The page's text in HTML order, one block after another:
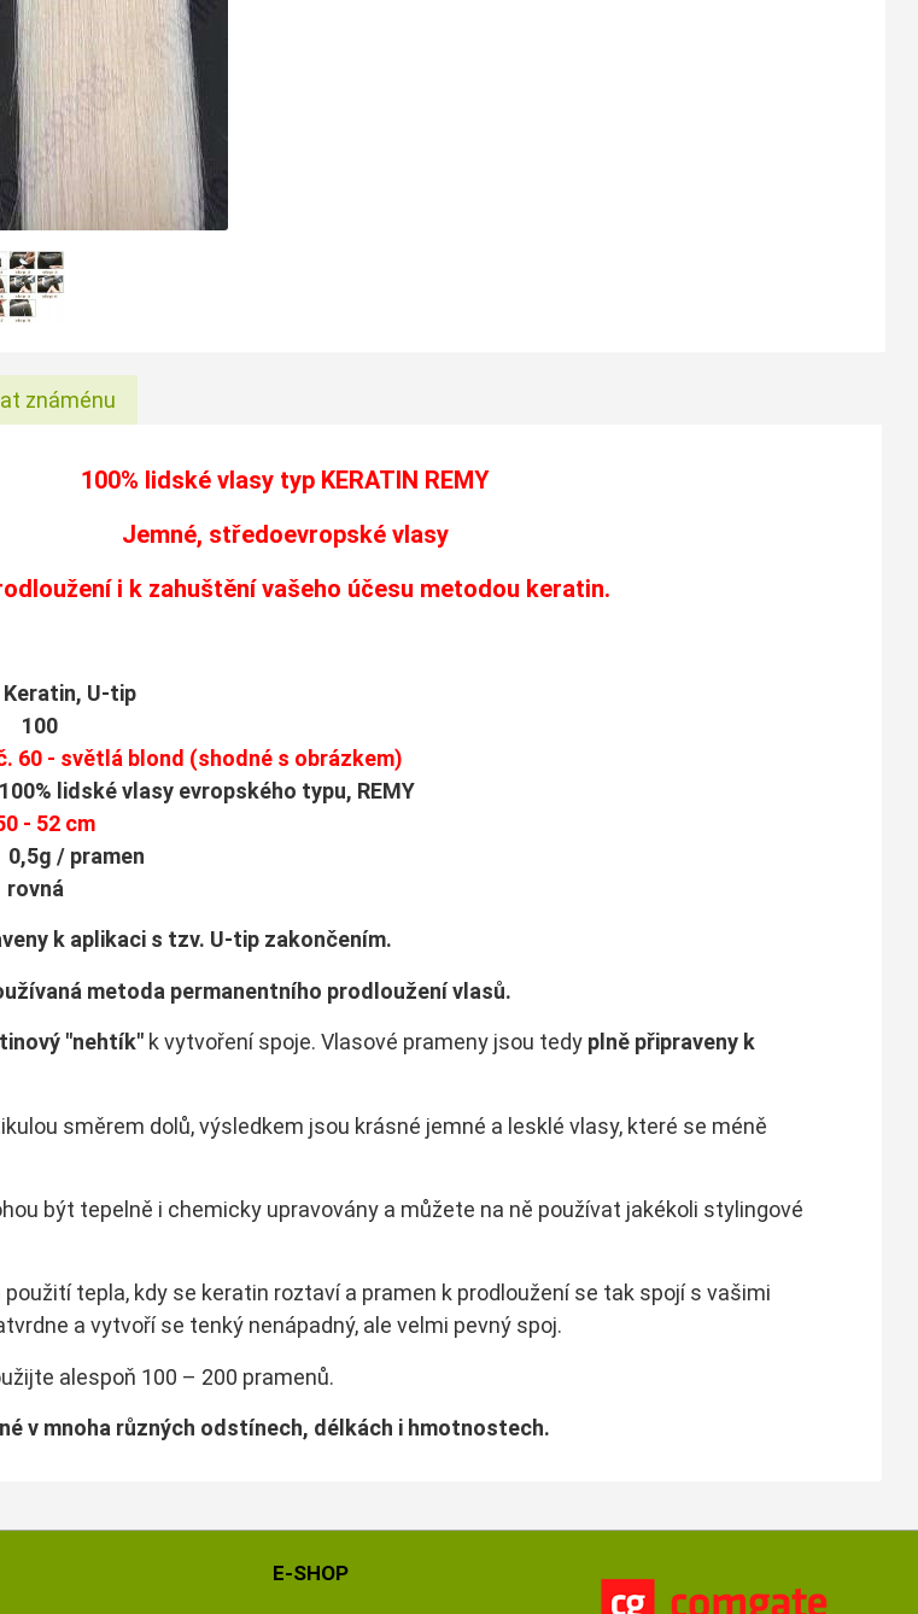
známénu
100% lidské vlasy typ KERATIN REMY
Jemné, středoevropské vlasy
i k zahuštění vašeho účesu metodou keratin.
U-tip
100
60 - světlá blond (shodné s obrázkem)
vlasy evropského typu, REMY
- 52 cm
pramen
k aplikaci s tzv. U-tip zakončením.
metoda permanentního prodloužení vlasů.
"nehtík" k vytvoření spoje. Vlasové prameny jsou tedy plně připraveny k
směrem dolů, výsledkem jsou krásné jemné a lesklé vlasy, které se méně
být tepelně i chemicky upravovány a můžete na ně používat jakékoli stylingové
tepla, kdy se keratin roztaví a pramen k prodloužení se tak spojí s vašimi
a vytvoří se tenký nenápadný, ale velmi pevný spoj.
alespoň 100 – 200 pramenů.
v mnoha různých odstínech, délkách i hmotnostech.
E-SHOP